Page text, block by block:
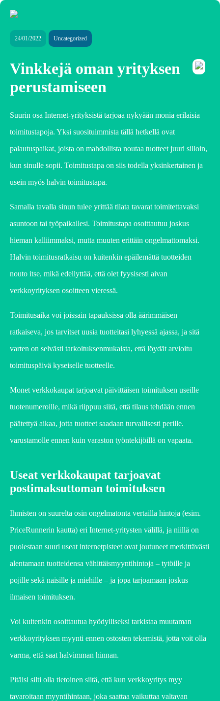
24/01/2022 Uncategorized
Vinkkejä oman yrityksen
perustamiseen
Suurin osa Internet-yrityksistä tarjoaa nykyään monia erilaisia
toimitustapoja. Yksi suosituimmista tällä hetkellä ovat
palautuspaikat, joista on mahdollista noutaa tuotteet juuri silloin,
kun sinulle sopii. Toimitustapa on siis todella yksinkertainen ja
usein myös halvin toimitustapa.
Samalla tavalla sinun tulee yrittää tilata tavarat toimitettavaksi
asuntoon tai työpaikallesi. Toimitustapa osoittautuu joskus
hieman kalliimmaksi, mutta muuten erittäin ongelmattomaksi.
Halvin toimitusratkaisu on kuitenkin epäilemättä tuotteiden
nouto itse, mikä edellyttää, että olet fyysisesti aivan
verkkoyrityksen osoitteen vieressä.
Toimitusaika voi joissain tapauksissa olla äärimmäisen
ratkaiseva, jos tarvitset uusia tuotteitasi lyhyessä ajassa, ja sitä
varten on selvästi tarkoituksenmukaista, että löydät arvioitu
toimituspäivä kyseiselle tuotteelle.
Monet verkkokaupat tarjoavat päivittäisen toimituksen useille
tuotenumeroille, mikä riippuu siitä, että tilaus tehdään ennen
päätettyä aikaa, jotta tuotteet saadaan turvallisesti perille.
varustamolle ennen kuin varaston työntekijöillä on vapaata.
Useat verkkokaupat tarjoavat
postimaksuttoman toimituksen
Ihmisten on suurelta osin ongelmatonta vertailla hintoja (esim.
PriceRunnerin kautta) eri Internet-yritysten välillä, ja niillä on
puolestaan suuri useat internetpisteet ovat joutuneet merkittävästi
alentamaan tuotteidensa vähittäismyyntihintoja – tytöille ja
pojille sekä naisille ja miehille – ja jopa tarjoamaan joskus
ilmaisen toimituksen.
Voi kuitenkin osoittautua hyödylliseksi tarkistaa muutaman
verkkoyrityksen myynti ennen ostosten tekemistä, jotta voit olla
varma, että saat halvimman hinnan.
Pitäisi silti olla tietoinen siitä, että kun verkkoyritys myy
tavaroitaan myyntihintaan, joka saattaa vaikuttaa valtavan